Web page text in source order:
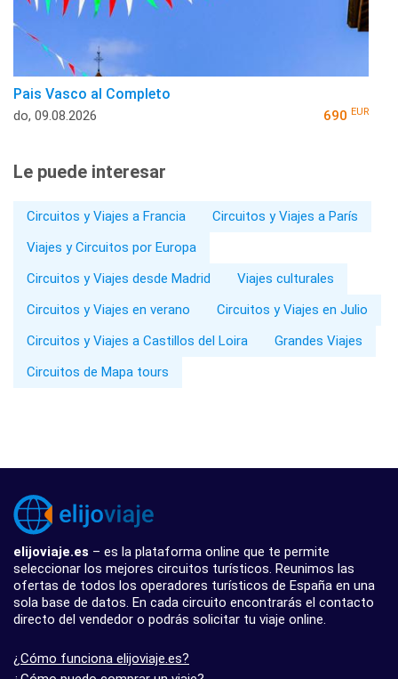
Pais Vasco al Completo
do, 09.08.2026 690 EUR
Le puede interesar
Circuitos y Viajes a Francia
Circuitos y Viajes a París
Viajes y Circuitos por Europa
Circuitos y Viajes desde Madrid
Viajes culturales
Circuitos y Viajes en verano
Circuitos y Viajes en Julio
Circuitos y Viajes a Castillos del Loira
Grandes Viajes
Circuitos de Mapa tours
elijoviaje.es – es la plataforma online que te permite
seleccionar los mejores circuitos turísticos. Reunimos las
ofertas de todos los operadores turísticos de España en una
sola base de datos. En cada circuito encontrarás el contacto
directo del vendedor o podrás solicitar tu viaje online.
¿Cómo funciona elijoviaje.es?